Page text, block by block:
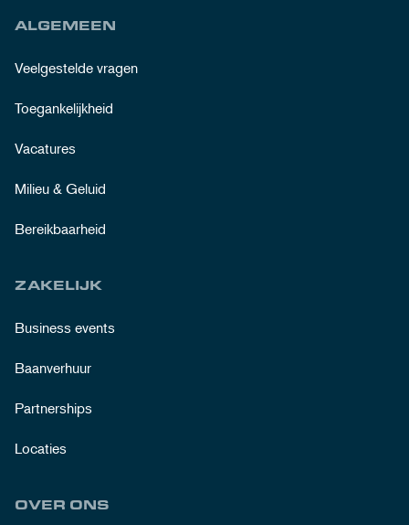
ALGEMEEN
Veelgestelde vragen
Toegankelijkheid
Vacatures
Milieu & Geluid
Bereikbaarheid
ZAKELIJK
Business events
Baanverhuur
Partnerships
Locaties
OVER ONS